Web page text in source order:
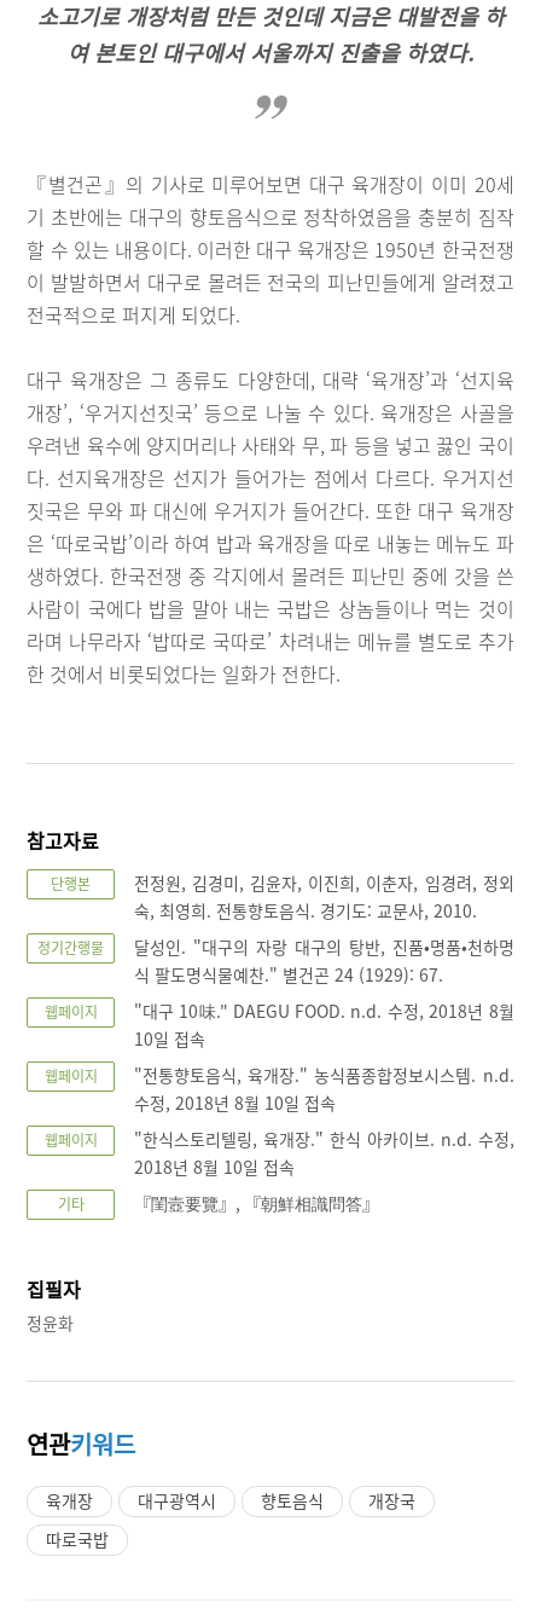
소고기로 개장처럼 만든 것인데 지금은 대발전을 하
여 본토인 대구에서 서울까지 진출을 하였다.
『별건곤』의 기사로 미루어보면 대구 육개장이 이미 20세
기 초반에는 대구의 향토음식으로 정착하였음을 충분히 짐작
할 수 있는 내용이다. 이러한 대구 육개장은 1950년 한국전쟁
이 발발하면서 대구로 몰려든 전국의 피난민들에게 알려졌고
전국적으로 퍼지게 되었다.
대구 육개장은 그 종류도 다양한데, 대략 ‘육개장’과 ‘선지육
개장’, ‘우거지선짓국’ 등으로 나눌 수 있다. 육개장은 사골을
우려낸 육수에 양지머리나 사태와 무, 파 등을 넣고 끓인 국이
다. 선지육개장은 선지가 들어가는 점에서 다르다. 우거지선
짓국은 무와 파 대신에 우거지가 들어간다. 또한 대구 육개장
은 ‘따로국밥’이라 하여 밥과 육개장을 따로 내놓는 메뉴도 파
생하였다. 한국전쟁 중 각지에서 몰려든 피난민 중에 갓을 쓴
사람이 국에다 밥을 말아 내는 국밥은 상놈들이나 먹는 것이
라며 나무라자 ‘밥따로 국따로’ 차려내는 메뉴를 별도로 추가
한 것에서 비롯되었다는 일화가 전한다.
참고자료
단행본
전정원, 김경미, 김윤자, 이진희, 이춘자, 임경려, 정외
숙, 최영희. 전통향토음식. 경기도: 교문사, 2010.
정기간행물
달성인. "대구의 자랑 대구의 탕반, 진품•명품•천하명
식 팔도명식물예찬." 별건곤 24 (1929): 67.
웹페이지
"대구 10味." DAEGU FOOD. n.d. 수정, 2018년 8월
10일 접속
웹페이지
"전통향토음식, 육개장." 농식품종합정보시스템. n.d.
수정, 2018년 8월 10일 접속
웹페이지
"한식스토리텔링, 육개장." 한식 아카이브. n.d. 수정,
2018년 8월 10일 접속
기타 『閨壼要覽』, 『朝鮮相識問答』
집필자
정윤화
연관키워드
육개장 대구광역시 향토음식
개장국
따로국밥